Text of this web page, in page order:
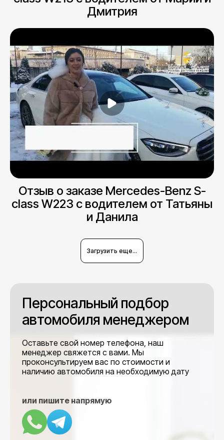
Дмитрия
Отзыв о заказе Mercedes-Benz S-
class W223 с водителем от Татьяны
и Данила
Загрузить еще...
Персональный подбор
автомобиля менеджером
Оставьте свой номер телефона, наш
менеджер свяжется с вами. Мы
проконсультируем вас по стоимости и
наличию автомобиля на необходимую дату
или пишите напрямую